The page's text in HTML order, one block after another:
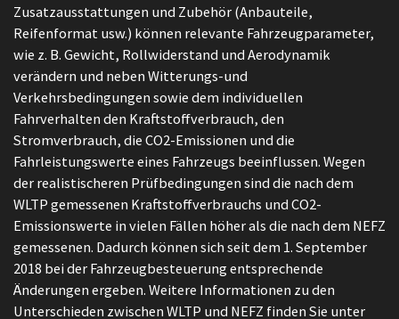
Zusatzausstattungen und Zubehör (Anbauteile,
Reifenformat usw.) können relevante Fahrzeugparameter,
wie z. B. Gewicht, Rollwiderstand und Aerodynamik
verändern und neben Witterungs-und
Verkehrsbedingungen sowie dem individuellen
Fahrverhalten den Kraftstoffverbrauch, den
Stromverbrauch, die CO2-Emissionen und die
Fahrleistungswerte eines Fahrzeugs beeinflussen. Wegen
der realistischeren Prüfbedingungen sind die nach dem
WLTP gemessenen Kraftstoffverbrauchs und CO2-
Emissionswerte in vielen Fällen höher als die nach dem NEFZ
gemessenen. Dadurch können sich seit dem 1. September
2018 bei der Fahrzeugbesteuerung entsprechende
Änderungen ergeben. Weitere Informationen zu den
Unterschieden zwischen WLTP und NEFZ finden Sie unter